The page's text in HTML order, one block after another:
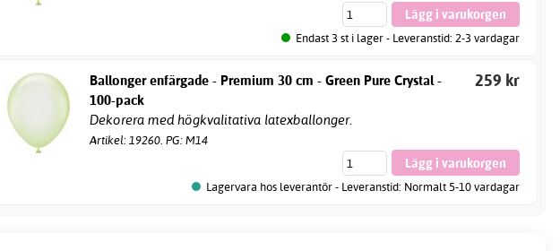
Endast 3 st i lager - Leveranstid: 2-3 vardagar
Ballonger enfärgade - Premium 30 cm - Green Pure Crystal -
100-pack
Dekorera med högkvalitativa latexballonger.
Artikel: 19260. PG: M14
259 kr
Lagervara hos leverantör - Leveranstid: Normalt 5-10 vardagar